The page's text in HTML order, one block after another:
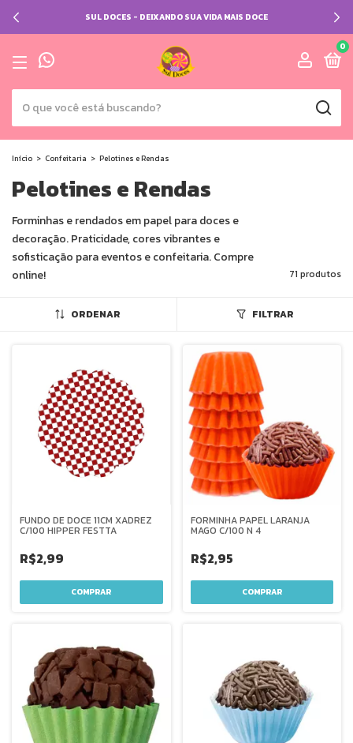
SUL DOCES - DEIXANDO SUA VIDA MAIS DOCE
0
Início > Confeitaria > Pelotines e Rendas
Pelotines e Rendas
Forminhas e rendados em papel para doces e
decoração. Praticidade, cores vibrantes e
sofisticação para eventos e confeitaria. Compre
online!
71 produtos
ORDENAR FILTRAR
FUNDO DE DOCE 11CM XADREZ
C/100 HIPPER FESTTA
R$2,99
FORMINHA PAPEL LARANJA
MAGO C/100 N 4
R$2,95